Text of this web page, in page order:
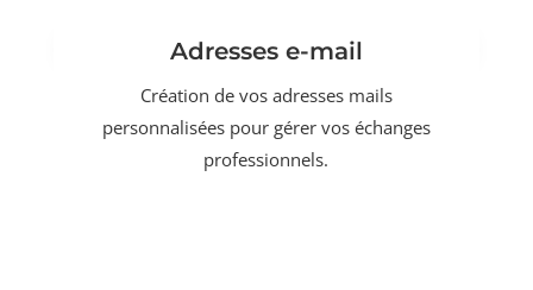
Adresses e-mail
Création de vos adresses mails
personnalisées pour gérer vos échanges
professionnels.